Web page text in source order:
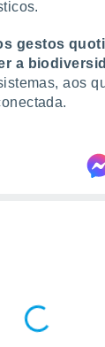
gestos
a
aos